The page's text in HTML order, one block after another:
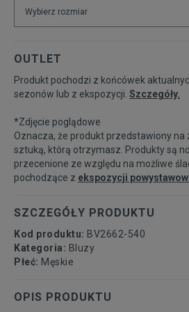
Wybierz rozmiar
S
Powiadom o
L
Powiadom o
dostępności
dostępności
OUTLET
Produkt pochodzi z końcówek
sezonów lub z ekspozycji. Szczegóły.
*Zdjęcie poglądowe
Oznacza, że produkt przedstawiony na
sztuką, którą otrzymasz. Produkty są
przecenione ze względu na możliwe
pochodzące z ekspozycji
SZCZEGÓŁY PRODUKTU
Kod produktu: BV2662-540
Kategoria: Bluzy
Płeć: Męskie
OPIS PRODUKTU